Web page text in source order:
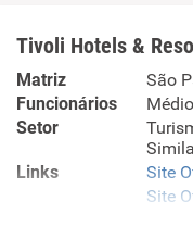
Tivoli Hotels &
Matriz
São
Funcionários
Setor
Links
Site
Site